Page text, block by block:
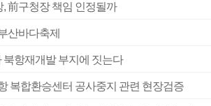
前구청장 책임 인정될까
산바다축제
항재개발 부지에 짓는다
복합환승센터 공사중지 관련 현장검증